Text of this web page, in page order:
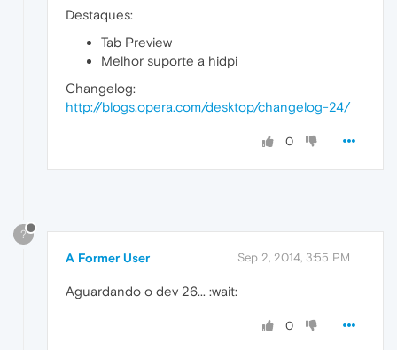
Destaques:
Tab Preview
Melhor suporte a hidpi
Changelog:
http://blogs.opera.com/desktop/changelog-24/
0
?
A Former User Sep 2, 2014, 3:55 PM
Aguardando o dev 26... :wait:
0